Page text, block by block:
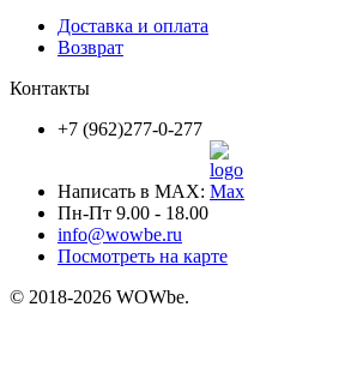
Доставка и оплата
Возврат
Контакты
+7 (962)277-0-277
Написать в MAX:
Пн-Пт 9.00 - 18.00
info@wowbe.ru
Посмотреть на карте
© 2018-2026 WOWbe.